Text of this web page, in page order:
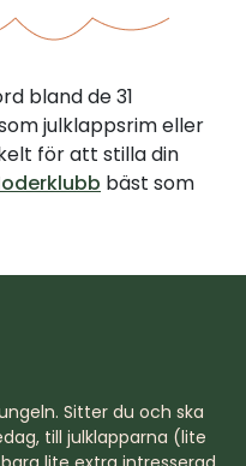
bland de 31
julklappsrim eller
för att stilla din
bäst som
Sitter du och ska
till julklapparna (lite